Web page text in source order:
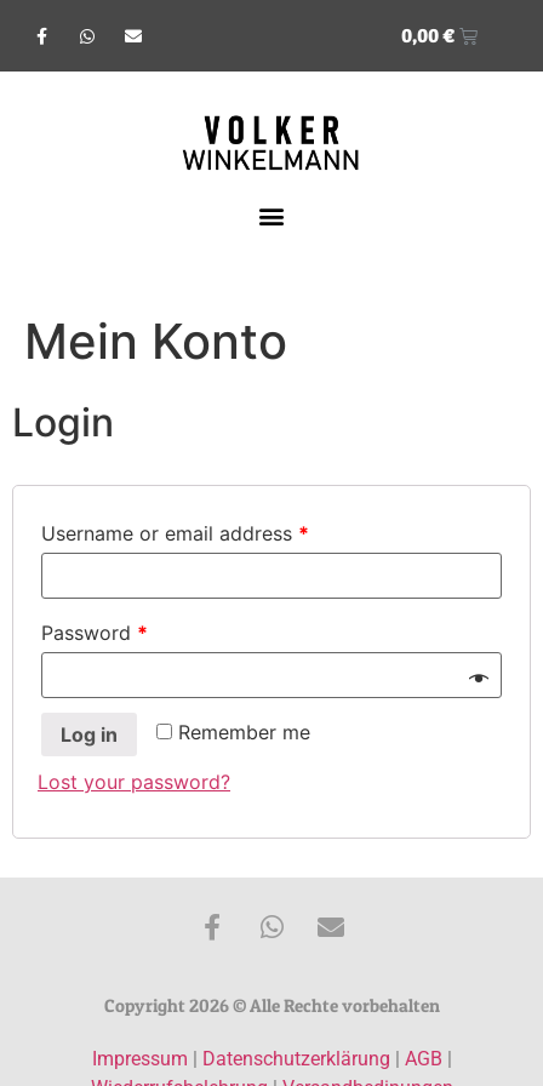
0,00€
Mein Konto
Login
Username or email address *
Password *
Remember me
Log in
Lost your password?
Copyright 2026 © Alle Rechte vorbehalten
Impressum | Datenschutzerklärung | AGB |